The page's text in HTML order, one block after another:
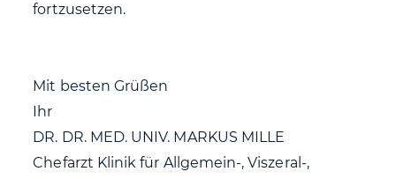
fortzusetzen.
Mit besten Grüßen
Ihr
DR. DR. MED. UNIV. MARKUS MILLE
Chefarzt Klinik für Allgemein-, Viszeral-,